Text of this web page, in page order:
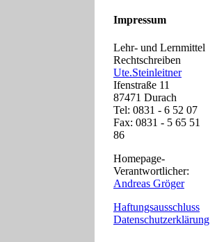
Impressum
Lehr- und Lernmittel
Rechtschreiben
Ute.Steinleitner
Ifenstraße 11
87471 Durach
Tel: 0831 - 6 52 07
Fax: 0831 - 5 65 51
86
Homepage-
Verantwortlicher:
Andreas Gröger
Haftungsausschluss
Datenschutzerklärung